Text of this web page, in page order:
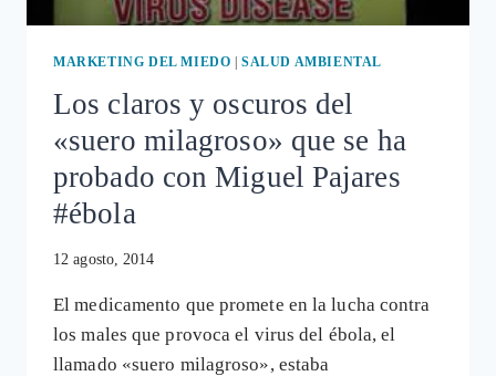
MARKETING DEL MIEDO |SALUD AMBIENTAL
Los claros y oscuros del
«suero milagroso» que se ha
probado con Miguel Pajares
#ébola
12 agosto, 2014
El medicamento que promete en la lucha contra
los males que provoca el virus del ébola, el
llamado «suero milagroso», estaba